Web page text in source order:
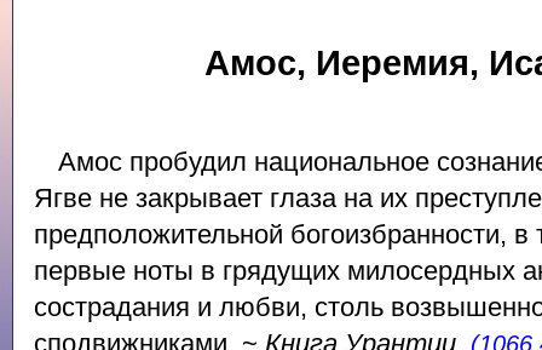
Амос, Иеремия,
Амос пробудил национальное
Ягве не закрывает глаза на их
предположительной богоизбранности,
первые ноты в грядущих милосердных
сострадания и любви, столь
сподвижниками. ~ Книга Урантии